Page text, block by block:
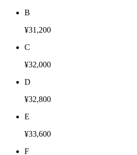
B
¥31,200
C
¥32,000
D
¥32,800
E
¥33,600
F